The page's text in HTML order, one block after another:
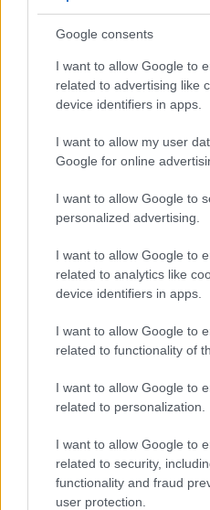
Google consents
I want to allow Google to
related to advertising like
device identifiers in apps.
I want to allow my user
Google for online
I want to allow Google to
personalized advertising.
I want to allow Google to
related to analytics like
device identifiers in apps.
I want to allow Google to
related to functionality of
I want to allow Google to
related to personalization.
I want to allow Google to
related to security,
functionality and fraud
user protection.
23.07.25. 09:33
Nesreća kod Konjica:
Saznaj više